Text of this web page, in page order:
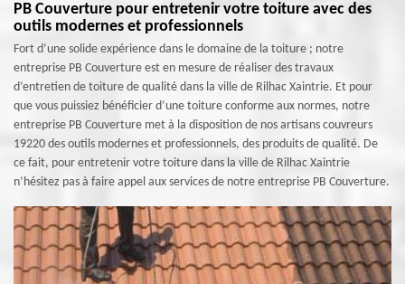
PB Couverture pour entretenir votre toiture avec des
outils modernes et professionnels
Fort d’une solide expérience dans le domaine de la toiture ; notre
entreprise PB Couverture est en mesure de réaliser des travaux
d’entretien de toiture de qualité dans la ville de Rilhac Xaintrie. Et pour
que vous puissiez bénéficier d’une toiture conforme aux normes, notre
entreprise PB Couverture met à la disposition de nos artisans couvreurs
19220 des outils modernes et professionnels, des produits de qualité. De
ce fait, pour entretenir votre toiture dans la ville de Rilhac Xaintrie
n’hésitez pas à faire appel aux services de notre entreprise PB Couverture.